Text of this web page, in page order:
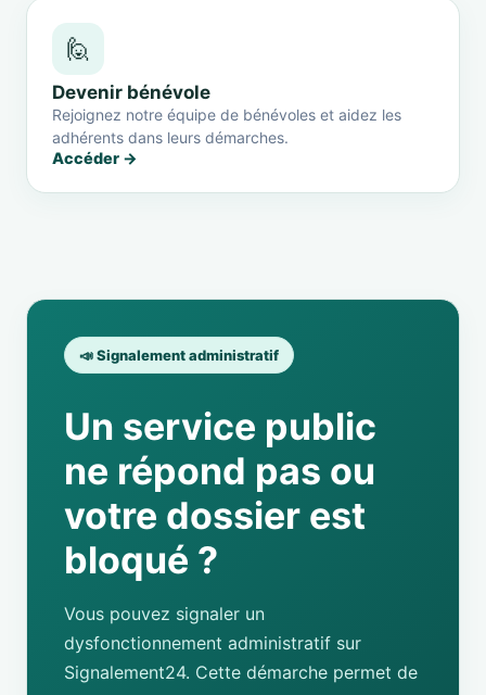
🙋
Devenir bénévole
Rejoignez notre équipe de bénévoles et aidez les
adhérents dans leurs démarches.
Accéder →
📣 Signalement administratif
Un service public
ne répond pas ou
votre dossier est
bloqué ?
Vous pouvez signaler un
dysfonctionnement administratif sur
Signalement24. Cette démarche permet de